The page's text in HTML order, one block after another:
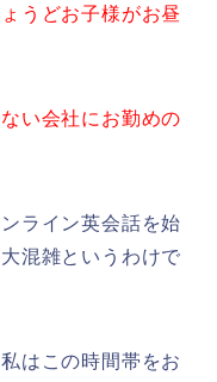
うどお子様がお昼
い会社にお勤めの
ライン英会話を始
混雑というわけで
はこの時間帯をお